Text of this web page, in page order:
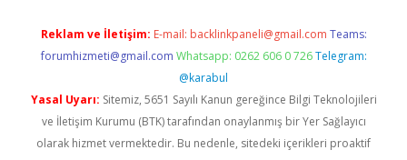
Reklam ve İletişim: E-mail: backlinkpaneli@gmail.com Teams:
forumhizmeti@gmail.com Whatsapp: 0262 606 0 726 Telegram:
@karabul
Yasal Uyarı: Sitemiz, 5651 Sayılı Kanun gereğince Bilgi Teknolojileri
ve İletişim Kurumu (BTK) tarafından onaylanmış bir Yer Sağlayıcı
olarak hizmet vermektedir. Bu nedenle, sitedeki içerikleri proaktif